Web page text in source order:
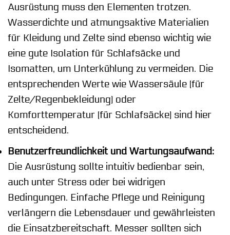
Ausrüstung muss den Elementen trotzen.
Wasserdichte und atmungsaktive Materialien
für Kleidung und Zelte sind ebenso wichtig wie
eine gute Isolation für Schlafsäcke und
Isomatten, um Unterkühlung zu vermeiden. Die
entsprechenden Werte wie Wassersäule (für
Zelte/Regenbekleidung) oder
Komforttemperatur (für Schlafsäcke) sind hier
entscheidend.
Benutzerfreundlichkeit und Wartungsaufwand:
Die Ausrüstung sollte intuitiv bedienbar sein,
auch unter Stress oder bei widrigen
Bedingungen. Einfache Pflege und Reinigung
verlängern die Lebensdauer und gewährleisten
die Einsatzbereitschaft. Messer sollten sich